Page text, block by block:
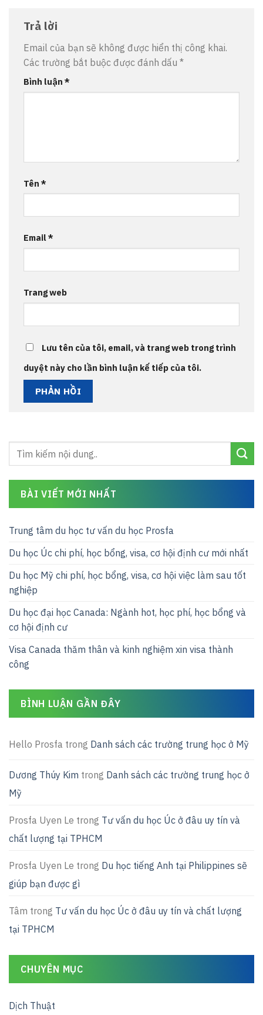
Trả lời
Email của bạn sẽ không được hiển thị công khai.
Các trường bắt buộc được đánh dấu *
Bình luận *
Tên *
Email*
Trang web
Lưu tên của tôi, email, và trang web trong trình
duyệt này cho lần bình luận kế tiếp của tôi.
BÀI VIẾT MỚI NHẤT
Trung tâm du học tư vấn du học Prosfa
Du học Úc chi phí, học bổng, visa, cơ hội định cư mới nhất
Du học Mỹ chi phí, học bổng, visa, cơ hội việc làm sau tốt
nghiệp
Du học đại học Canada: Ngành hot, học phí, học bổng và
cơ hội định cư
Visa Canada thăm thân và kinh nghiệm xin visa thành
công
BÌNH LUẬN GẦN ĐÂY
Hello Prosfa trong Danh sách các trường trung học ở Mỹ
Dương Thúy Kim trong Danh sách các trường trung học ở
Mỹ
Prosfa Uyen Le trong Tư vấn du học Úc ở đâu uy tín và
chất lượng tại TPHCM
Prosfa Uyen Le trong Du học tiếng Anh tại Philippines sẽ
giúp bạn được gì
Tâm trong Tư vấn du học Úc ở đâu uy tín và chất lượng
tại TPHCM
CHUYÊN MỤC
Dịch Thuật